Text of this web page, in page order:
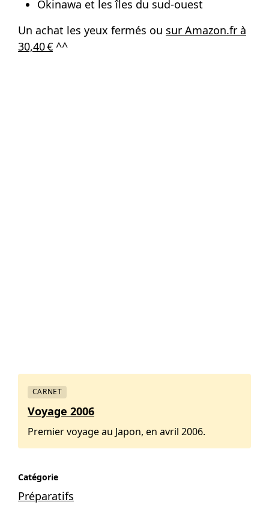
Okinawa et les îles du sud-ouest
Un achat les yeux fermés ou sur Amazon.fr à
30,40 € ^^
CARNET
Voyage 2006
Premier voyage au Japon, en avril 2006.
Catégorie
Préparatifs